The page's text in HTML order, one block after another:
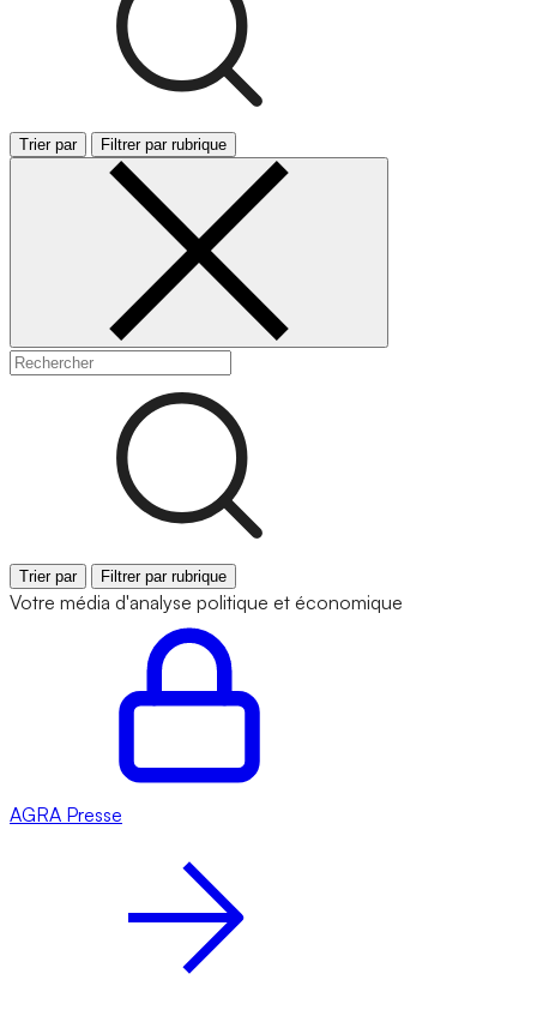
Trier par Filtrer par rubrique
Trier par Filtrer par rubrique
Votre média d'analyse politique et économique
AGRA Presse